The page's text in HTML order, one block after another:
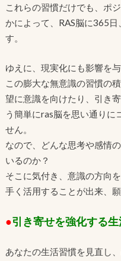
これらの習慣だけでも、ポ
かによって、RAS脳に365
す。
ゆえに、現実化にも影響を与
この膨大な無意識の習慣の
望に意識を向けたり、引き
う簡単にras脳を思い通りに
せん。
なので、どんな思考や感情
いるのか？
そこに気付き、意識の方向
手く活用することが出来、
●引き寄せを強化する
あなたの生活習慣を見直し